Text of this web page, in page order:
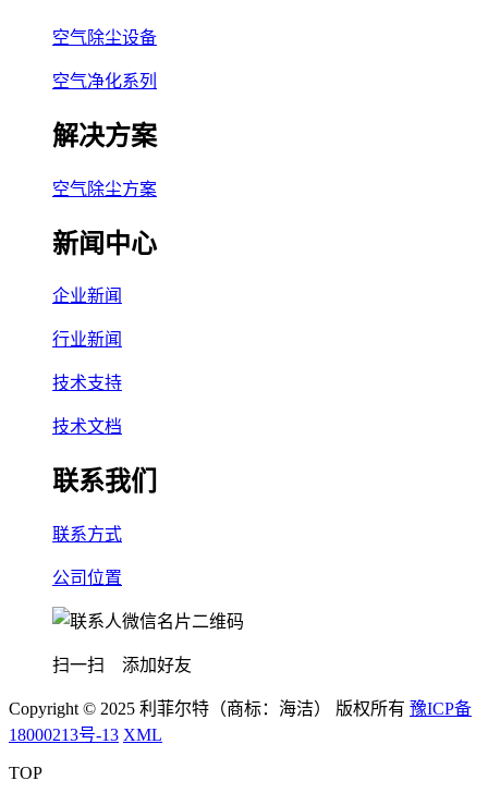
空气除尘设备
空气净化系列
解决方案
空气除尘方案
新闻中心
企业新闻
行业新闻
技术支持
技术文档
联系我们
联系方式
公司位置
扫一扫 添加好友
Copyright © 2025 利菲尔特（商标：海洁） 版权所有 豫ICP备
18000213号-13 XML
TOP